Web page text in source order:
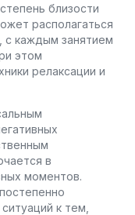
близости
располагаться
с каждым занятием
этом
релаксации и
в
моментов.
к тем,